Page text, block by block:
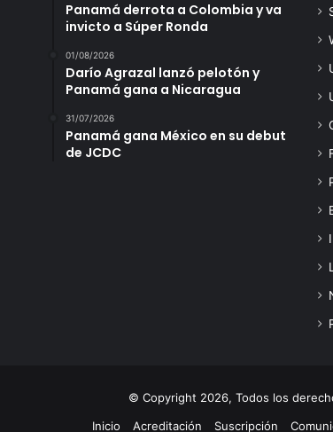
Panamá derrota a Colombia y va
invicto a Súper Ronda
01/08/2026
Darío Agrazal lanzó pelotón y
Panamá gana a Nicaragua
31/07/2026
Panamá gana México en su debut
de JCDC
© Copyright 2026, Todos los
Inicio
Acreditación Suscripción